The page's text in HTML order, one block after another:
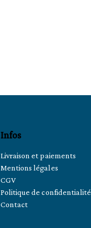
Infos
Livraison et paiements
Mentions légales
CGV
Politique de confidentialité
Contact